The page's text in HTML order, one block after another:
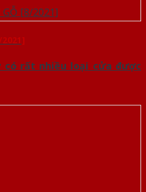
2021]
có rất nhiều loại cửa được